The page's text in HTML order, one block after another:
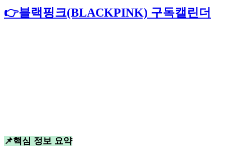
👉블랙핑크(BLACKPINK) 구독캘린더
📌핵심 정보 요약